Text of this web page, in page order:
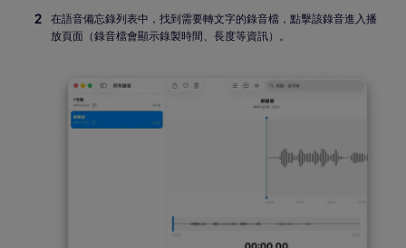
在語音備忘錄列表中，找到需要轉文字的錄音檔，點擊該錄音進入播
放頁面（錄音檔會顯示錄製時間、長度等資訊）。